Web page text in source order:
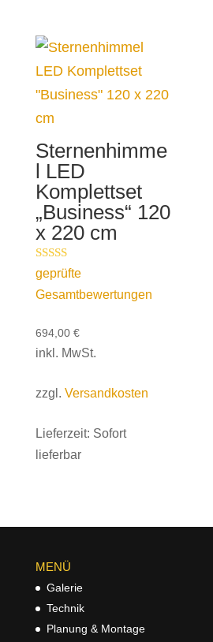
Sternenhimme
l LED
Komplettset
„Business“ 120
x 220 cm
Bewertet mit
5.00
von 5
geprüfte
Gesamtbewertungen
694,00 €
inkl. MwSt.
zzgl. Versandkosten
Lieferzeit: Sofort
lieferbar
MENÜ
Galerie
Technik
Planung & Montage